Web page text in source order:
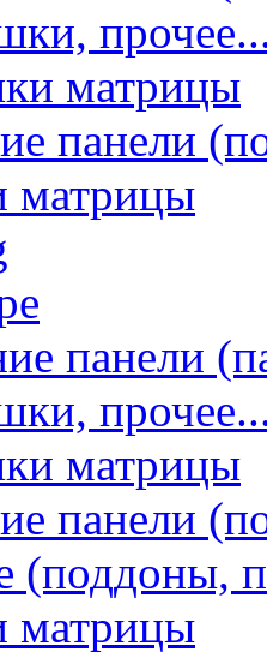
матрицы
панели
матрицы
панели
матрицы
панели
(поддоны,
матрицы